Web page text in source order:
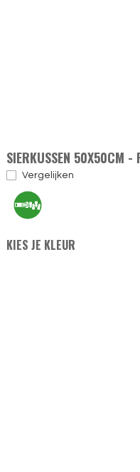
SIERKUSSEN 50X50CM -
Vergelijken
KIES JE KLEUR